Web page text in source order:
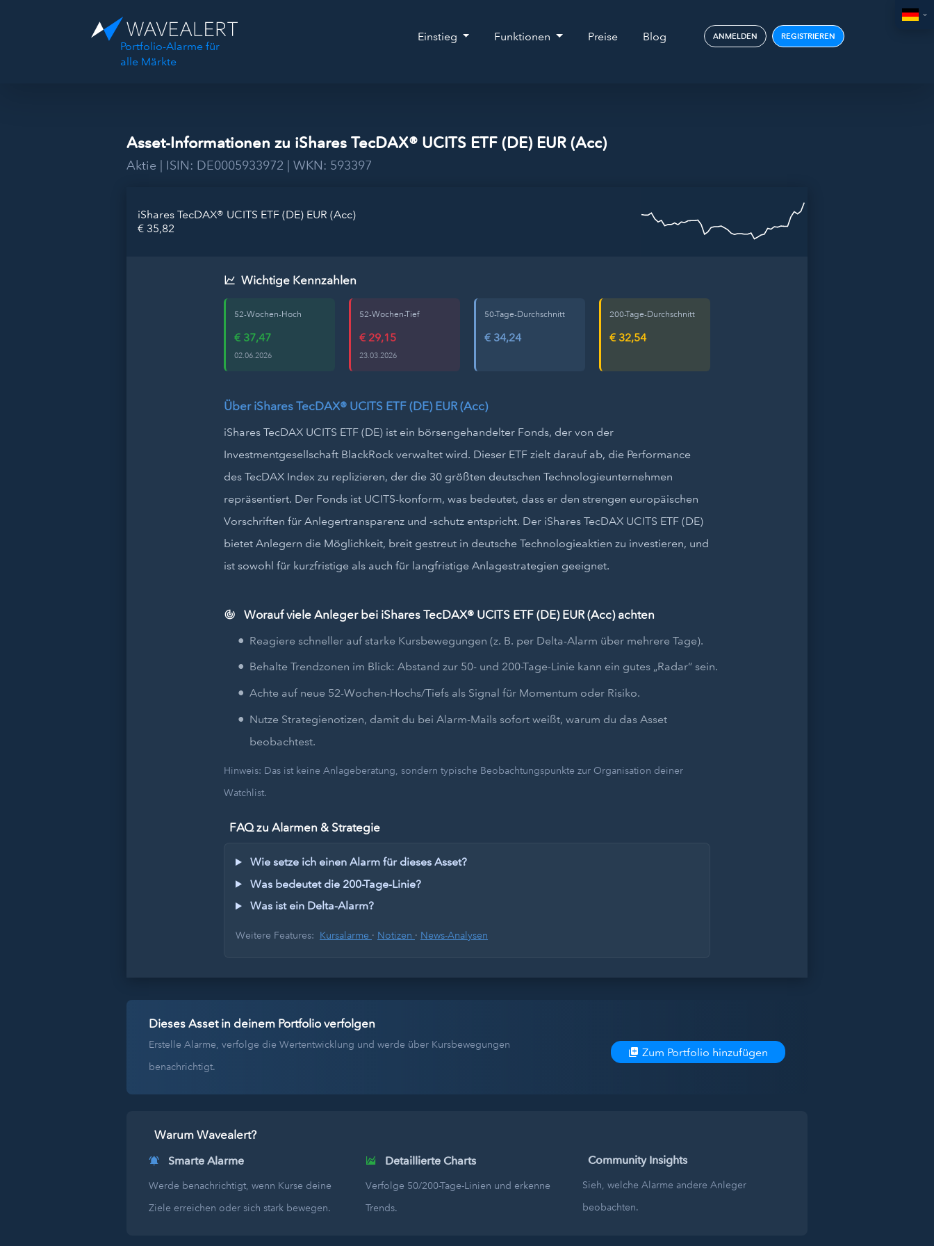
Portfolio-Alarme für
alle Märkte
Einstieg Funktionen Preise Blog ANMELDEN REGISTRIEREN
Asset-Informationen zu iShares TecDAX® UCITS ETF (DE) EUR (Acc)
Aktie | ISIN: DE0005933972 | WKN: 593397
iShares TecDAX® UCITS ETF (DE) EUR (Acc)
€ 35,82
Wichtige Kennzahlen
52-Wochen-Hoch
€ 37,47
02.06.2026
52-Wochen-Tief
€ 29,15
23.03.2026
50-Tage-Durchschnitt
€ 34,24
200-Tage-Durchschnitt
€ 32,54
Über iShares TecDAX® UCITS ETF (DE) EUR (Acc)
iShares TecDAX UCITS ETF (DE) ist ein börsengehandelter Fonds, der von der
Investmentgesellschaft BlackRock verwaltet wird. Dieser ETF zielt darauf ab, die Performance
des TecDAX Index zu replizieren, der die 30 größten deutschen Technologieunternehmen
repräsentiert. Der Fonds ist UCITS-konform, was bedeutet, dass er den strengen europäischen
Vorschriften für Anlegertransparenz und -schutz entspricht. Der iShares TecDAX UCITS ETF (DE)
bietet Anlegern die Möglichkeit, breit gestreut in deutsche Technologieaktien zu investieren, und
ist sowohl für kurzfristige als auch für langfristige Anlagestrategien geeignet.
Worauf viele Anleger bei iShares TecDAX® UCITS ETF (DE) EUR (Acc) achten
Reagiere schneller auf starke Kursbewegungen (z. B. per Delta-Alarm über mehrere Tage).
Behalte Trendzonen im Blick: Abstand zur 50- und 200-Tage-Linie kann ein gutes „Radar“ sein.
Achte auf neue 52-Wochen-Hochs/Tiefs als Signal für Momentum oder Risiko.
Nutze Strategienotizen, damit du bei Alarm-Mails sofort weißt, warum du das Asset
beobachtest.
Hinweis: Das ist keine Anlageberatung, sondern typische Beobachtungspunkte zur Organisation deiner
Watchlist.
FAQ zu Alarmen & Strategie
Wie setze ich einen Alarm für dieses Asset?
Was bedeutet die 200-Tage-Linie?
Was ist ein Delta-Alarm?
Weitere Features: Kursalarme · Notizen · News-Analysen
Dieses Asset in deinem Portfolio verfolgen
Erstelle Alarme, verfolge die Wertentwicklung und werde über Kursbewegungen
benachrichtigt.
Zum Portfolio hinzufügen
Warum Wavealert?
Smarte Alarme
Werde benachrichtigt, wenn Kurse deine
Ziele erreichen oder sich stark bewegen.
Detaillierte Charts
Verfolge 50/200-Tage-Linien und erkenne
Trends.
Community Insights
Sieh, welche Alarme andere Anleger
beobachten.